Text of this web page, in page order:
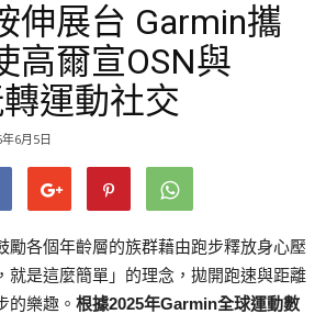
伸展台 Garmin攜
高爾宣OSN與
運動社交
6月5日
勵各個年齡層的族群藉由跑步釋放身心壓
就是這麼簡單」的理念，拋開跑速與距離
的樂趣。 根據2025年Garmin全球運動數